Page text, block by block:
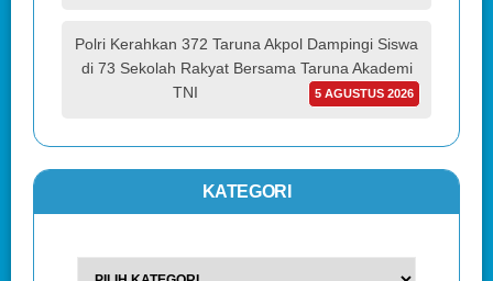
Polri Kerahkan 372 Taruna Akpol Dampingi Siswa
di 73 Sekolah Rakyat Bersama Taruna Akademi
TNI
5 AGUSTUS 2026
KATEGORI